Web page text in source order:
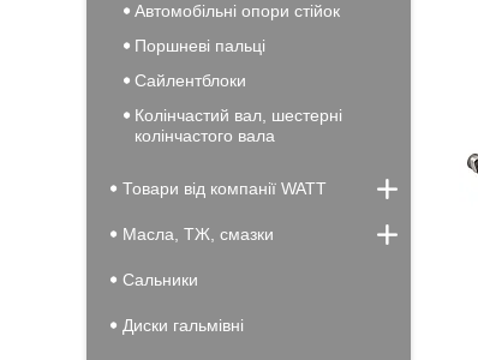
Автомобільні опори стійок
Поршневі пальці
Сайлентблоки
Колінчастий вал, шестерні
колінчастого вала
Товари від компанії WATT
Масла, ТЖ, смазки
Сальники
Диски гальмівні